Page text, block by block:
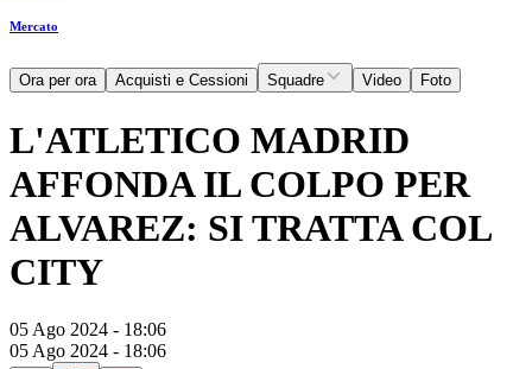
Mercato
Ora per ora Acquisti e Cessioni Squadre Video Foto
L'ATLETICO MADRID
AFFONDA IL COLPO PER
ALVAREZ: SI TRATTA COL
CITY
05 Ago 2024 - 18:06
05 Ago 2024 - 18:06